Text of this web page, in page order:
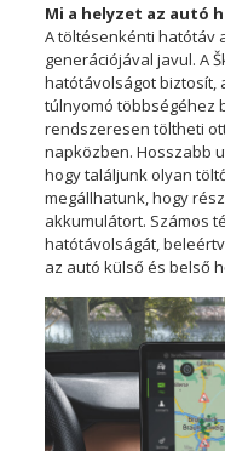
Mi a helyzet az autó
A töltésenkénti hatótáv
generációjával javul. A
hatótávolságot biztosít,
túlnyomó többségéhez
rendszeresen töltheti
napközben. Hosszabb
hogy találjunk olyan
megállhatunk, hogy
akkumulátort. Számos
hatótávolságát,
az autó külső és belső